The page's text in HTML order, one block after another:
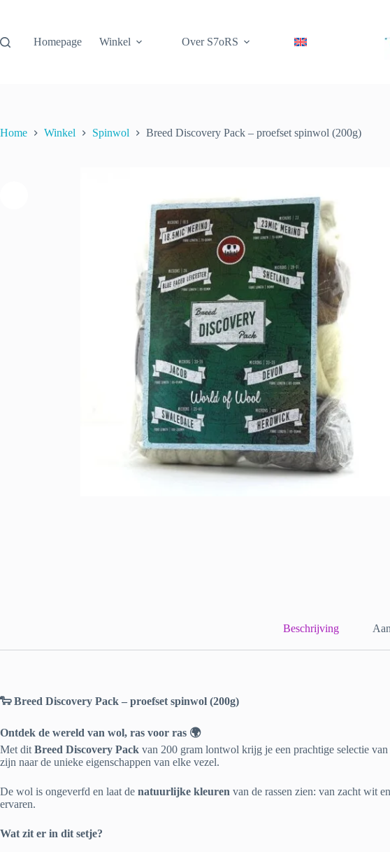
inhoud
aantal
Toevoegen
Homepage Winkel Over S7oRS
Home Winkel Spinwol Breed Discovery Pack – proefset spinwol (200g)
Beschrijving
🐑 Breed Discovery Pack – proefset spinwol (200g)
Ontdek de wereld van wol, ras voor ras 🌍
Met dit Breed Discovery Pack van 200 gram lontwol krijg je een prachtige selectie
zijn naar de unieke eigenschappen van elke vezel.
De wol is ongeverfd en laat de natuurlijke kleuren van de rassen zien: van zacht wit
ervaren.
Wat zit er in dit setje?